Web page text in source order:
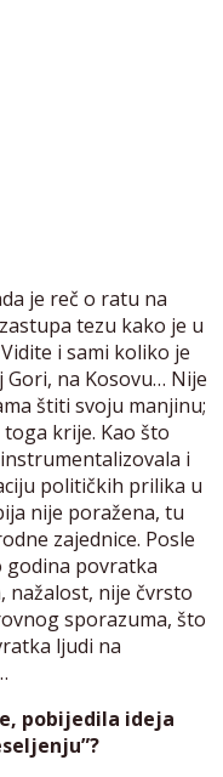
je reč o ratu na
tezu kako je u
i sami koliko je
na Kosovu… Nije
štiti svoju manjinu;
krije. Kao što
i
političkih prilika u
nije poražena, tu
zajednice. Posle
godina povratka
nažalost, nije čvrsto
sporazuma, što
ljudi na
pobijedila ideja